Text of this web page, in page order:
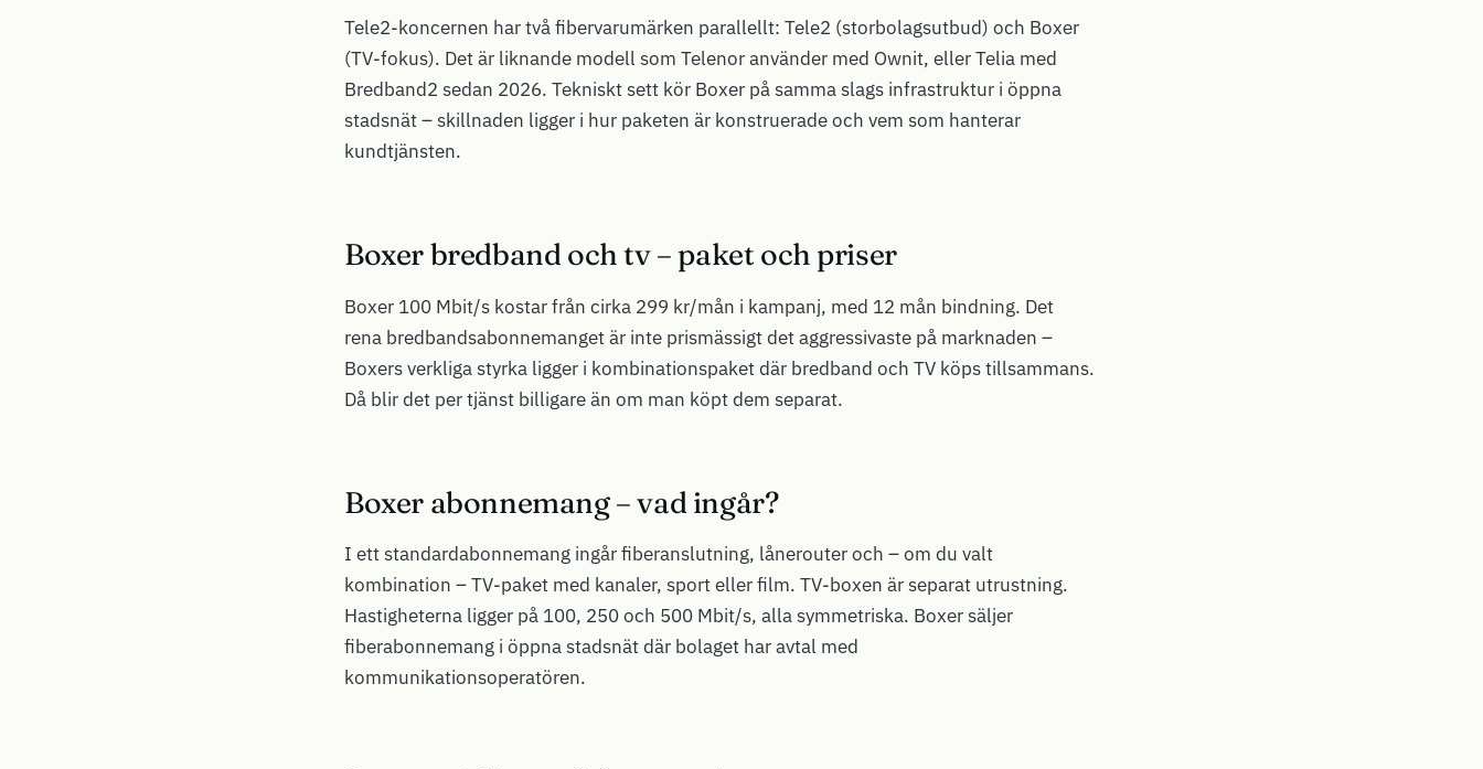
Tele2-koncernen har två fibervarumärken parallellt: Tele2 (storbolagsutbud) och Boxer
(TV-fokus). Det är liknande modell som Telenor använder med Ownit, eller Telia med
Bredband2 sedan 2026. Tekniskt sett kör Boxer på samma slags infrastruktur i öppna
stadsnät – skillnaden ligger i hur paketen är konstruerade och vem som hanterar
kundtjänsten.
Boxer bredband och tv – paket och priser
Boxer 100 Mbit/s kostar från cirka 299 kr/mån i kampanj, med 12 mån bindning. Det
rena bredbandsabonnemanget är inte prismässigt det aggressivaste på marknaden –
Boxers verkliga styrka ligger i kombinationspaket där bredband och TV köps tillsammans.
Då blir det per tjänst billigare än om man köpt dem separat.
Boxer abonnemang – vad ingår?
I ett standardabonnemang ingår fiberanslutning, lånerouter och – om du valt
kombination – TV-paket med kanaler, sport eller film. TV-boxen är separat utrustning.
Hastigheterna ligger på 100, 250 och 500 Mbit/s, alla symmetriska. Boxer säljer
fiberabonnemang i öppna stadsnät där bolaget har avtal med
kommunikationsoperatören.